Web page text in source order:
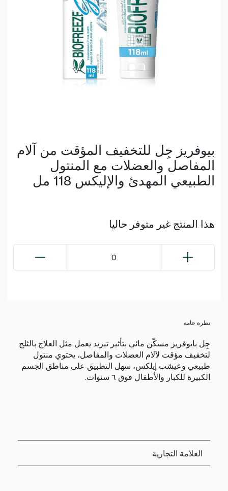
بيوفريز جِل للتخفيف المؤقت من آلام
المفاصل والعضلات مع المنتول
الطبيعي المهدئ والإليكس 118 مل
هذا المنتج غير متوفر حاليا
0
نظرة عامة
جِل بايوفريز مسكّن مائي بتأثير تبريد يعمل مثل العلاج بالثلج
لتخفيف مؤقت لآلام العضلات والمفاصل، يحتوي منتول
طبيعي وعيشب إيلكس، سهل التطبيق على مناطق الجسم
الكبيرة للكبار والأطفال فوق ٦ سنوات.
العلامة التجارية